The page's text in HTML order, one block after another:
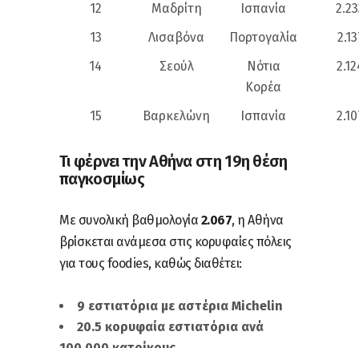
12
Μαδρίτη Ισπανία
13
Λισαβόνα Πορτογαλία
14
Σεούλ
Νότια
Κορέα
15 Βαρκελώνη Ισπανία
Τι φέρνει την Αθήνα στη 19η θέση
παγκοσμίως
Mε συνολική βαθμολογία 2.067, η Αθήνα
βρίσκεται ανάμεσα στις κορυφαίες πόλεις
για τους foodies, καθώς διαθέτει:
9 εστιατόρια με αστέρια Michelin
20.5 κορυφαία εστιατόρια ανά